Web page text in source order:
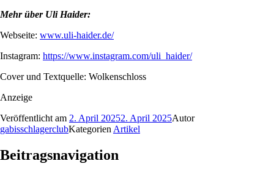
Mehr über Uli Haider:
Webseite: www.uli-haider.de/
Instagram: https://www.instagram.com/uli_haider/
Cover und Textquelle: Wolkenschloss
Anzeige
Veröffentlicht am 2. April 20252. April 2025Autor
gabisschlagerclubKategorien Artikel
Beitragsnavigation